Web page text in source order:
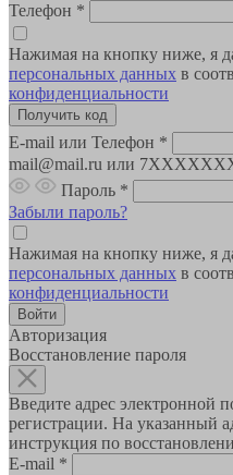
Телефон *
Нажимая на кнопку ниже, я
персональных данных в
конфиденциальности
E-mail или Телефон *
mail@mail.ru или
Пароль *
Забыли пароль?
Нажимая на кнопку ниже, я
персональных данных в
конфиденциальности
Авторизация
Восстановление пароля
Введите адрес электронной
регистрации. На указанный
инструкция по
E-mail *